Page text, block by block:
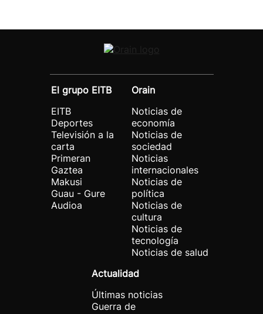
El grupo EITB
EITB
Deportes
Televisión a la
carta
Primeran
Gaztea
Makusi
Guau - Gure
Audioa
Orain
Noticias de
economía
Noticias de
sociedad
Noticias
internacionales
Noticias de
política
Noticias de
cultura
Noticias de
tecnología
Noticias de salud
Actualidad
Últimas noticias
Guerra de